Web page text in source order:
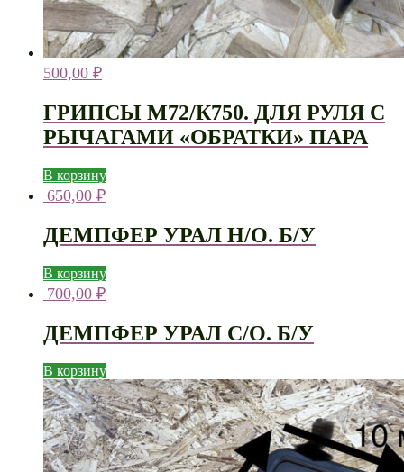
500,00 ₽
ГРИПСЫ М72/К750. ДЛЯ РУЛЯ С
РЫЧАГАМИ «ОБРАТКИ» ПАРА
В корзину
650,00 ₽
ДЕМПФЕР УРАЛ Н/О. Б/У
В корзину
700,00 ₽
ДЕМПФЕР УРАЛ С/О. Б/У
В корзину